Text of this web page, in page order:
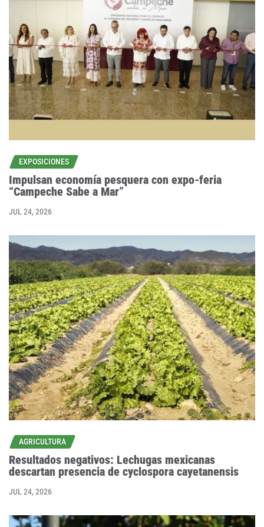
EXPOSICIONES
Impulsan economía pesquera con expo-feria
“Campeche Sabe a Mar”
JUL 24, 2026
AGRICULTURA
Resultados negativos: Lechugas mexicanas
descartan presencia de cyclospora cayetanensis
JUL 24, 2026